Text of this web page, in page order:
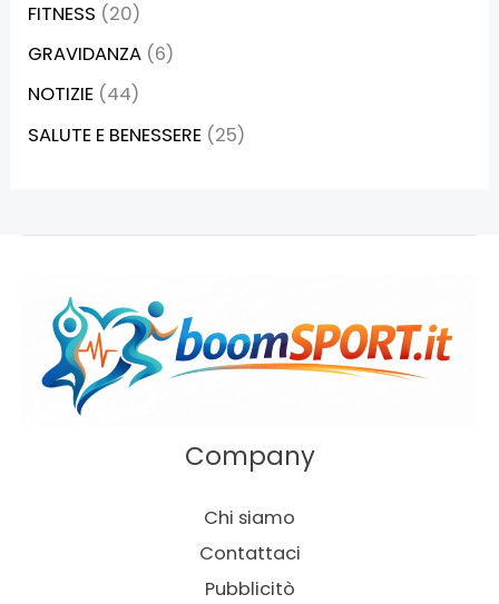
FITNESS (20)
GRAVIDANZA (6)
NOTIZIE (44)
SALUTE E BENESSERE (25)
Company
Chi siamo
Contattaci
Pubblicitò